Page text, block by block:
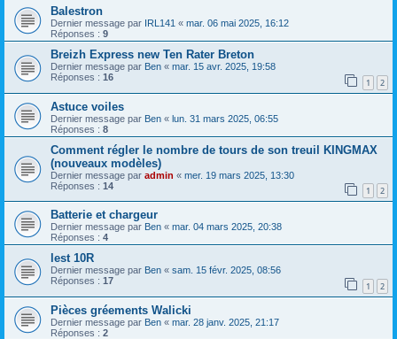
Balestron
Dernier message par IRL141 « mar. 06 mai 2025, 16:12
Réponses : 9
Breizh Express new Ten Rater Breton
Dernier message par Ben « mar. 15 avr. 2025, 19:58
Réponses : 16 1 2
Astuce voiles
Dernier message par Ben « lun. 31 mars 2025, 06:55
Réponses : 8
Comment régler le nombre de tours de son treuil KINGMAX
(nouveaux modèles)
Dernier message par admin « mer. 19 mars 2025, 13:30
Réponses : 14 1 2
Batterie et chargeur
Dernier message par Ben « mar. 04 mars 2025, 20:38
Réponses : 4
lest 10R
Dernier message par Ben « sam. 15 févr. 2025, 08:56
Réponses : 17 1 2
Pièces gréements Walicki
Dernier message par Ben « mar. 28 janv. 2025, 21:17
Réponses : 2